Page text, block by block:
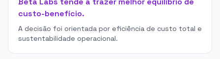
custo-benefício.
A decisão foi orientada por eficiência de custo total e
sustentabilidade operacional.